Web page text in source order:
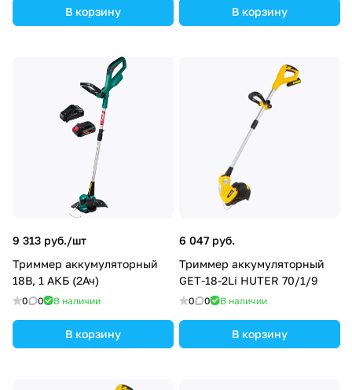
В корзину В корзину
9 313 руб./шт
Триммер аккумуляторный
18В, 1 АКБ (2Ач)
0 0 В наличии
В корзину
6 047 руб.
Триммер аккумуляторный
GET-18-2Li HUTER 70/1/9
0 0 В наличии
В корзину